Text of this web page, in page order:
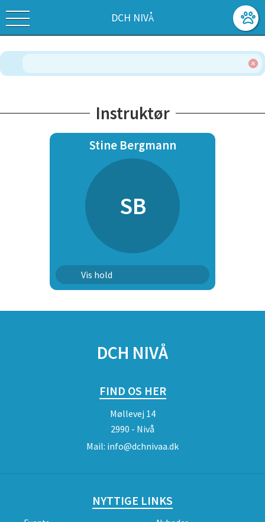
DCH NIVÅ
Instruktør
Stine Bergmann
SB
Vis hold
Agility 1
DCH NIVÅ
FIND OS HER
Møllevej 14
2990 - Nivå
Mail: info@dchnivaa.dk
NYTTIGE LINKS